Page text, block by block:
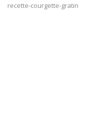
recette-courgette-gratin